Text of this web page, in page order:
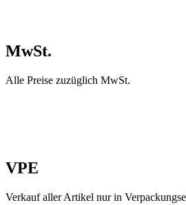
MwSt.
Alle Preise zuzüglich MwSt.
VPE
Verkauf aller Artikel nur in